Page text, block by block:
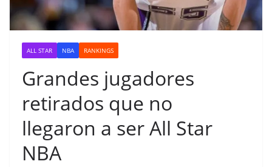
ALL STAR NBA RANKINGS
Grandes jugadores
retirados que no
llegaron a ser All Star
NBA